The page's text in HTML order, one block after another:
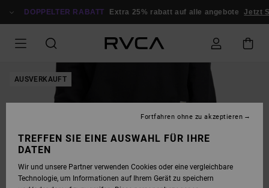
ZUR
DOPPELTER RABATT Extra 25% rabatt auf alle angebote Jetzt
AUSVERKAUFT
TREFFEN SIE EINE AUSWAHL FÜR IHRE
DATEN
Wir und unsere Partner verwenden Cookies oder eine vergleichbare
Technologie, um Informationen auf Ihrem Gerät zu speichern
Fortfahren ohne zu akzeptieren